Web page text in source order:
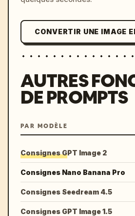
CONVERTIR UNE IMAGE
AUTRES
DE PROMPTS
PAR MODÈLE
Consignes GPT Image 2
Consignes Nano Banana Pro
Consignes Seedream 4.5
Consignes GPT Image 1.5